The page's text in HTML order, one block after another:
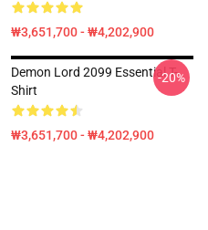
₩3,651,700 - ₩4,202,900
Demon Lord 2099 Essential T-
Shirt
₩3,651,700 - ₩4,202,900
-20%